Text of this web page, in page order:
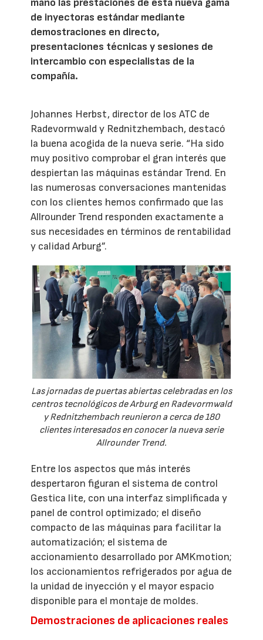
mano las prestaciones de esta nueva gama
de inyectoras estándar mediante
demostraciones en directo,
presentaciones técnicas y sesiones de
intercambio con especialistas de la
compañía.
Johannes Herbst, director de los ATC de
Radevormwald y Rednitzhembach, destacó
la buena acogida de la nueva serie. “Ha sido
muy positivo comprobar el gran interés que
despiertan las máquinas estándar Trend. En
las numerosas conversaciones mantenidas
con los clientes hemos confirmado que las
Allrounder Trend responden exactamente a
sus necesidades en términos de rentabilidad
y calidad Arburg”.
Las jornadas de puertas abiertas celebradas en los
centros tecnológicos de Arburg en Radevormwald
y Rednitzhembach reunieron a cerca de 180
clientes interesados en conocer la nueva serie
Allrounder Trend.
Entre los aspectos que más interés
despertaron figuran el sistema de control
Gestica lite, con una interfaz simplificada y
panel de control optimizado; el diseño
compacto de las máquinas para facilitar la
automatización; el sistema de
accionamiento desarrollado por AMKmotion;
los accionamientos refrigerados por agua de
la unidad de inyección y el mayor espacio
disponible para el montaje de moldes.
Demostraciones de aplicaciones reales